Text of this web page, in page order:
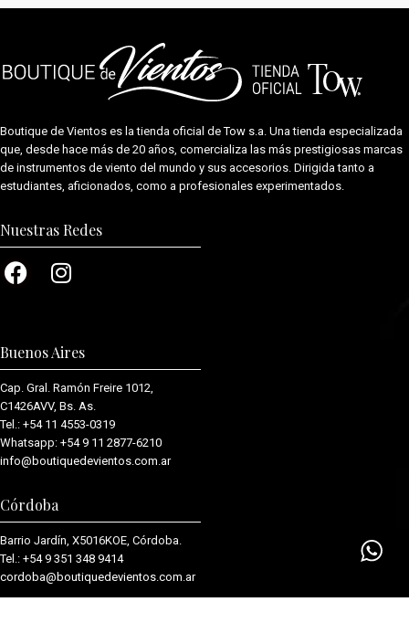
Boutique de Vientos es la tienda oficial deTow s.a. Una tienda especializada
que, desde hace más de 20 años, comercializa las más prestigiosas marcas
de instrumentos de viento del mundo y sus accesorios. Dirigida tanto a
estudiantes, aficionados, como a profesionales experimentados.
Nuestras Redes
Buenos Aires
Cap. Gral. Ramón Freire 1012,
C1426AVV, Bs. As.
Tel.: +54 11 4553-0319
Whatsapp: +54 9 11 2877-6210
info@boutiquedevientos.com.ar
Córdoba
Barrio Jardín, X5016KOE, Córdoba.
Tel.: +54 9 351 348 9414
cordoba@boutiquedevientos.com. ar